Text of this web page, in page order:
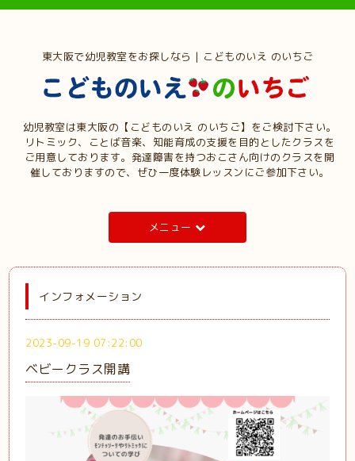
東大阪で幼児教室をお探しなら | こどものいえ のいちご
幼児教室は東大阪の【こどものいえ のいちご】をご検討下さい。
リトミック、ことば音楽、知能育成の支援を目的としたクラスを
ご用意しております。発達障害を持つおこさん向けのクラスを開
催しておりますので、ぜひ一度体験レッスンにご参加下さい。
メニュー
インフォメーション
2023-09-19 07:22:00
ベビークラス開講